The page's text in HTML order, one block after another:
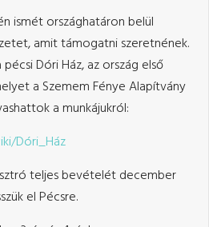
ismét országhatáron belül
amit támogatni szeretnének.
Dóri Ház, az ország első
a Szemem Fénye Alapítvány
a munkájukról:
Dóri_Ház
teljes bevételét december
el Pécsre.